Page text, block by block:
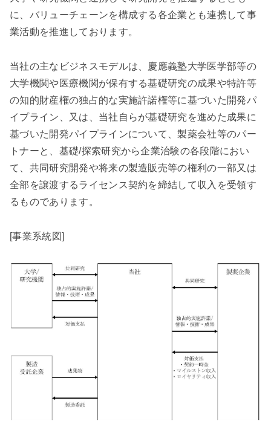
に、バリューチェーンを構成する各企業とも連携して事
業活動を推進しております。
当社の主なビジネスモデルは、慶應義塾大学医学部等の
大学機関や医療機関が保有する基礎研究の成果や特許等
の知的財産権の独占的な実施許諾権等に基づいた開発パ
イプライン、又は、当社自らが基礎研究を進めた成果に
基づいた開発パイプラインについて、製薬会社等のパー
トナーと、基礎/探索研究から企業治験の各段階におい
て、共同研究開発や将来の製造販売等の権利の一部又は
全部を譲渡するライセンス契約を締結して収入を受領す
るものであります。
[事業系統図]